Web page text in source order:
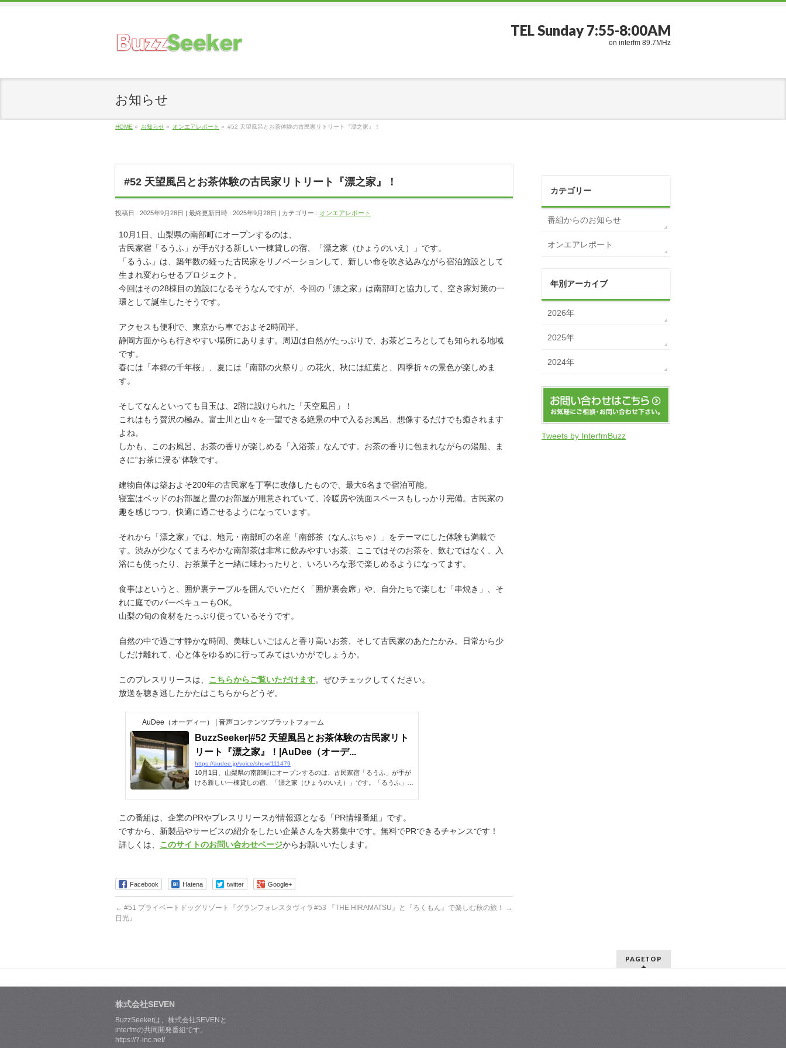
TEL Sunday 7:55-8:00AM
on interfm 89.7MHz
お知らせ
HOME » お知らせ » オンエアレポート » #52 天望風呂とお茶体験の古民家リトリート『漂之家』！
#52 天望風呂とお茶体験の古民家リトリート『漂之家』！
投稿日 : 2025年9月28日 最終更新日時 : 2025年9月28日 カテゴリー : オンエアレポート
10月1日、山梨県の南部町にオープンするのは、
古民家宿「るうふ」が手がける新しい一棟貸しの宿、「漂之家（ひょうのいえ）」です。
「るうふ」は、築年数の経った古民家をリノベーションして、新しい命を吹き込みながら宿泊施設として
生まれ変わらせるプロジェクト。
今回はその28棟目の施設になるそうなんですが、今回の「漂之家」は南部町と協力して、空き家対策の一
環として誕生したそうです。
アクセスも便利で、東京から車でおよそ2時間半。
静岡方面からも行きやすい場所にあります。周辺は自然がたっぷりで、お茶どころとしても知られる地域
です。
春には「本郷の千年桜」、夏には「南部の火祭り」の花火、秋には紅葉と、四季折々の景色が楽しめま
す。
そしてなんといっても目玉は、2階に設けられた「天空風呂」！
これはもう贅沢の極み。富士川と山々を一望できる絶景の中で入るお風呂、想像するだけでも癒されます
よね。
しかも、このお風呂、お茶の香りが楽しめる「入浴茶」なんです。お茶の香りに包まれながらの湯船、ま
さに“お茶に浸る”体験です。
建物自体は築およそ200年の古民家を丁寧に改修したもので、最大6名まで宿泊可能。
寝室はベッドのお部屋と畳のお部屋が用意されていて、冷暖房や洗面スペースもしっかり完備。古民家の
趣を感じつつ、快適に過ごせるようになっています。
それから「漂之家」では、地元・南部町の名産「南部茶（なんぶちゃ）」をテーマにした体験も満載で
す。渋みが少なくてまろやかな南部茶は非常に飲みやすいお茶、ここではそのお茶を、飲むではなく、入
浴にも使ったり、お茶菓子と一緒に味わったりと、いろいろな形で楽しめるようになってます。
食事はというと、囲炉裏テーブルを囲んでいただく「囲炉裏会席」や、自分たちで楽しむ「串焼き」、そ
れに庭でのバーベキューもOK。
山梨の旬の食材をたっぷり使っているそうです。
自然の中で過ごす静かな時間、美味しいごはんと香り高いお茶、そして古民家のあたたかみ。日常から少
しだけ離れて、心と体をゆるめに行ってみてはいかがでしょうか。
このプレスリリースは、 こちらからご覧いただけます。ぜひチェックしてください。
放送を聴き逃したかたはこちらからどうぞ。
AuDee（オーディー） | 音声コンテンツプラットフォーム
BuzzSeeker|#52 天望風呂とお茶体験の古民家リト
リート『漂之家』！|AuDee（オーデ...
https://audee.jp/voice/show/111479
10月1日、山梨県の南部町にオープンするのは、古民家宿「るうふ」が手が
ける新しい一棟貸しの宿、「漂之家（ひょうのいえ）」です。「るうふ」
この番組は、企業のPRやプレスリリースが情報源となる「PR情報番組」です。
ですから、新製品やサービスの紹介をしたい企業さんを大募集中です。無料でPRできるチャンスです！
詳しくは、 このサイトのお問い合わせページからお願いいたします。
Facebook Hatena twitter Google+
← #51 プライベートドッグリゾート『グランフォレスタヴィラ
日光』
#53 『THE HIRAMATSU』と『ろくもん』で楽しむ秋の旅！ →
カテゴリー
番組からのお知らせ
オンエアレポート
年別アーカイブ
2026年
2025年
2024年
Tweets by InterfmBuzz
PAGETOP
株式会社SEVEN
BuzzSeekerは、株式会社SEVENと
interfmの共同開発番組です。
https://7-inc.net/